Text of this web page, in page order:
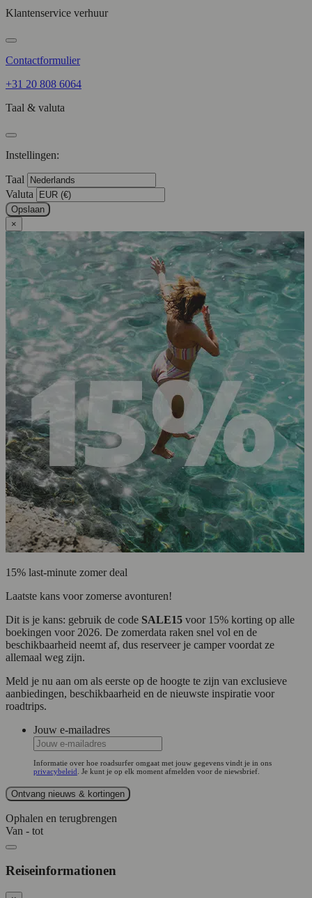
Klantenservice verhuur
Contactformulier
+31 20 808 6064
Taal & valuta
Instellingen:
Taal
Valuta
Opslaan
×
15% last-minute zomer deal
Laatste kans voor zomerse avonturen!
Dit is je kans: gebruik de code SALE15 voor 15% korting op alle
boekingen voor 2026. De zomerdata raken snel vol en de
beschikbaarheid neemt af, dus reserveer je camper voordat ze
allemaal weg zijn.
Meld je nu aan om als eerste op de hoogte te zijn van exclusieve
aanbiedingen, beschikbaarheid en de nieuwste inspiratie voor
roadtrips.
Jouw e-mailadres
Informatie over hoe roadsurfer omgaat met jouw gegevens vindt je in ons
privacybeleid . Je kunt je op elk moment afmelden voor de niewsbrief.
Ophalen en terugbrengen
Van - tot
Reiseinformationen